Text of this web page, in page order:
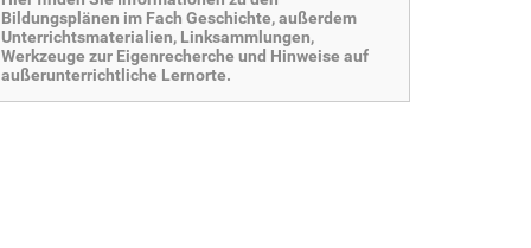
Bildungsplänen im Fach Geschichte, außerdem
Unterrichtsmaterialien, Linksammlungen,
Werkzeuge zur Eigenrecherche und Hinweise auf
außerunterrichtliche Lernorte.